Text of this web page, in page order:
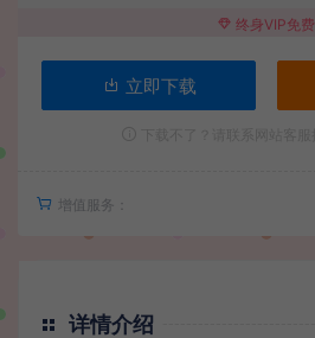
终身VIP免费
立即下载
增值服务：
详情介绍